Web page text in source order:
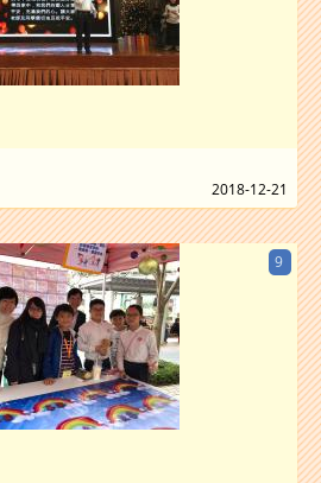
2018-12-21
9